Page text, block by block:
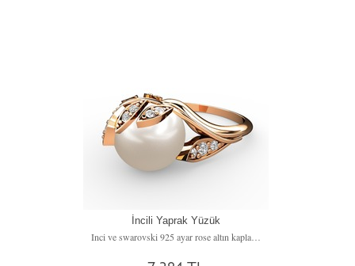
İncili Yaprak Yüzük
Inci ve swarovski 925 ayar rose altın kaplama gümüş yüzük